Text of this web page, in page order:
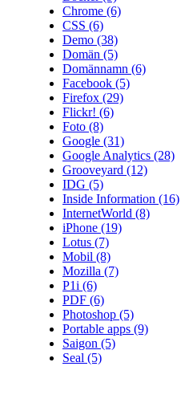
Chrome (6)
CSS (6)
Demo (38)
Domän (5)
Domännamn (6)
Facebook (5)
Firefox (29)
Flickr! (6)
Foto (8)
Google (31)
Google Analytics (28)
Grooveyard (12)
IDG (5)
Inside Information (16)
InternetWorld (8)
iPhone (19)
Lotus (7)
Mobil (8)
Mozilla (7)
P1i (6)
PDF (6)
Photoshop (5)
Portable apps (9)
Saigon (5)
Seal (5)